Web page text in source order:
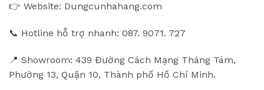
👉 Website: Dungcunhahang.com
📞 Hotline hỗ trợ nhanh: 087. 9071. 727
📍 Showroom: 439 Đường Cách Mạng Tháng Tám,
Phường 13, Quận 10, Thành phố Hồ Chí Minh.